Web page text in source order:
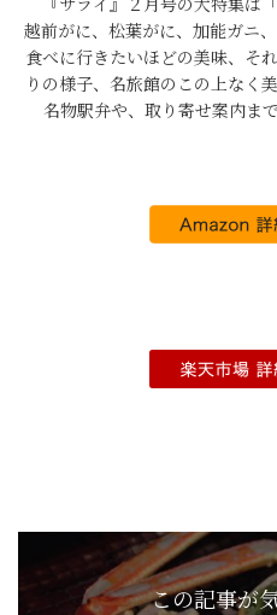
越前がに、松葉がに、加能ガ
食べに行きたいほどの美味、そ
りの様子、名旅館のこの上なく
名物駅弁や、取り寄せ案内ま
この記事が